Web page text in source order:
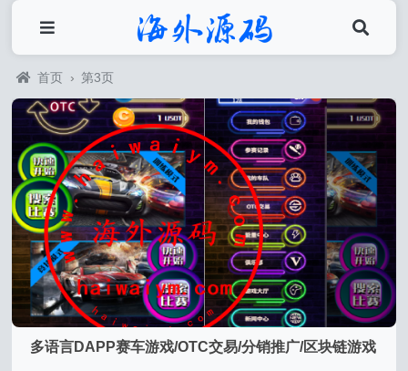
首页 › 第3页
多语言DAPP赛车游戏/OTC交易/分销推广/区块链游戏